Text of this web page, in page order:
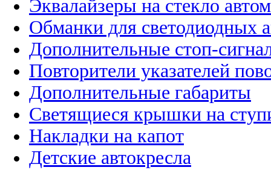
Эквалайзеры на стекло
Обманки для светодиодных
Дополнительные стоп-
Повторители указателей
Дополнительные габариты
Светящиеся крышки на
Накладки на капот
Детские автокресла